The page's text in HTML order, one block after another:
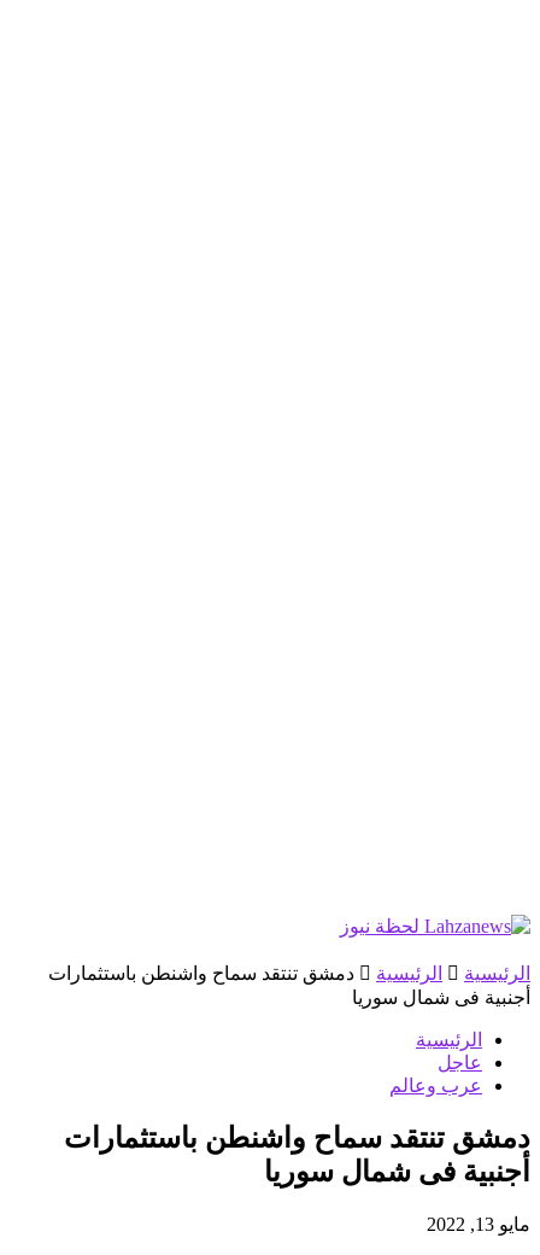
الرئيسية الرئيسية
دمشق تنتقد سماح واشنطن باستثمارات
أجنبية فى شمال سوريا
الرئيسية
عاجل
عرب وعالم
دمشق تنتقد سماح واشنطن باستثمارات
أجنبية فى شمال سوريا
مايو 13, 2022